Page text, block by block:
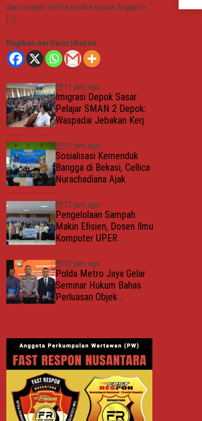
dan ucapan terima kasih kepada Anggota
[…]
Bagikan berita/artikel ini
11 jam ago
Imigrasi Depok Sasar
Pelajar SMAN 2 Depok:
Waspadai Jebakan Kerja
12 jam ago
Sosialisasi Kemenduk
Bangga di Bekasi, Cellica
Nurachadiana Ajak
Stunting dan Wujudkan
Keluarga Berkualitas
12 jam ago
Pengelolaan Sampah
Makin Efisien, Dosen Ilmu
Komputer UPER
12 jam ago
Polda Metro Jaya Gelar
Seminar Hukum Bahas
Perluasan Objek